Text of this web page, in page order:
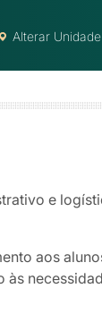
Alterar Unidade
e
aos